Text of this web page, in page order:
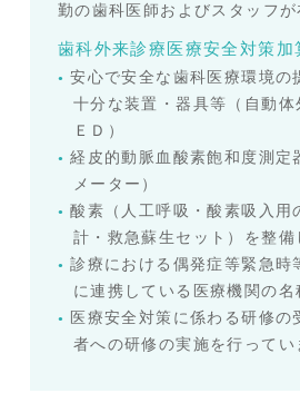
勤の歯科医師およびスタッフが
歯科外来診療医療安全対策加
安心で安全な歯科医療環境の
十分な装置・器具等（自動体
ＥＤ）
経皮的動脈血酸素飽和度測定
メーター）
酸素（人工呼吸・酸素吸入用
計・救急蘇生セット）を整備
診療における偶発症等緊急時
に連携している医療機関の名
医療安全対策に係わる研修の
者への研修の実施を行ってい